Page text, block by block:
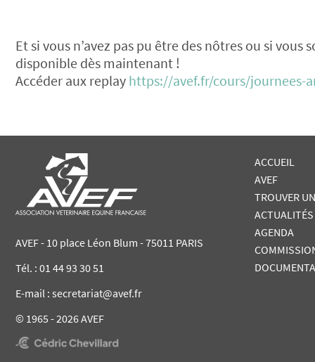
Et si vous n’avez pas pu être des nôtres ou si
disponible dès maintenant !
Accéder aux replay https://avef.fr/cours/journees-
AVEF - 10 place Léon Blum - 75011 PARIS
Tél. : 01 44 93 30 51
E-mail : secretariat@avef.fr
© 1965 - 2026 AVEF
ACCUEIL
AVEF
TROUVER
ACTUALITÉS
AGENDA